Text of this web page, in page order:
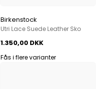
Birkenstock
Utri Lace Suede Leather Sko
1.350,00 DKK
Fås i flere varianter